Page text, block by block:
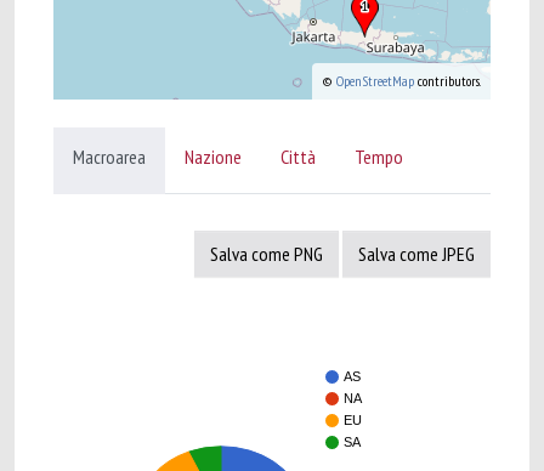
© OpenStreetMap contributors.
Macroarea Nazione Città Tempo
Salva come PNG Salva come JPEG
AS
NA
EU
SA